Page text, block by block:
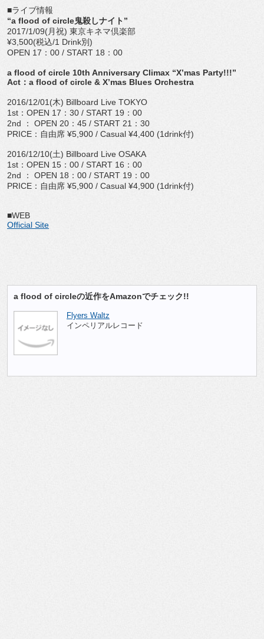
■ライブ情報
“a flood of circle鬼殺しナイト”
2017/1/09(月祝) 東京キネマ倶楽部
¥3,500(税込/1 Drink別)
OPEN 17：00 / START 18：00
a flood of circle 10th Anniversary Climax “X’mas Party!!!”
Act：a flood of circle & X’mas Blues Orchestra
2016/12/01(木) Billboard Live TOKYO
1st：OPEN 17：30 / START 19：00
2nd ： OPEN 20：45 / START 21：30
PRICE：自由席 ¥5,900 / Casual ¥4,400 (1drink付)
2016/12/10(土) Billboard Live OSAKA
1st：OPEN 15：00 / START 16：00
2nd ： OPEN 18：00 / START 19：00
PRICE：自由席 ¥5,900 / Casual ¥4,900 (1drink付)
■WEB
Official Site
a flood of circleの近作をAmazonでチェック!!
Flyers Waltz
インペリアルレコード